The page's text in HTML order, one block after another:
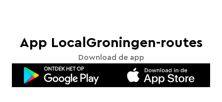
App LocalGroningen-routes
Download de app